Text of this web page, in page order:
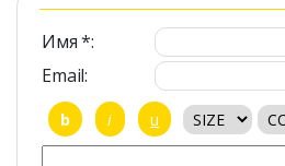
Имя *:
Email: